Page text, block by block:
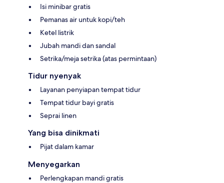
Isi minibar gratis
Pemanas air untuk kopi/teh
Ketel listrik
Jubah mandi dan sandal
Setrika/meja setrika (atas permintaan)
Tidur nyenyak
Layanan penyiapan tempat tidur
Tempat tidur bayi gratis
Seprai linen
Yang bisa dinikmati
Pijat dalam kamar
Menyegarkan
Perlengkapan mandi gratis